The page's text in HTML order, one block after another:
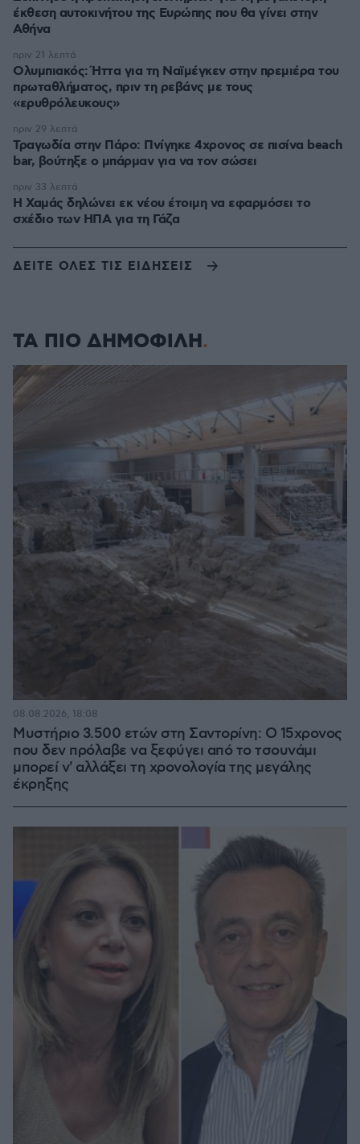
έκθεση αυτοκινήτου της Ευρώπης που θα γίνει στην
Αθήνα
Ολυμπιακός: Ήττα για τη Ναϊμέγκεν στην πρεμιέρα του
πρωταθλήματος, πριν τη ρεβάνς με τους
«ερυθρόλευκους»
πριν 21 λεπτά
Τραγωδία στην Πάρο: Πνίγηκε 4χρονος σε πισίνα beach
bar, βούτηξε ο μπάρμαν για να τον σώσει
πριν 29 λεπτά
Η Χαμάς δηλώνει εκ νέου έτοιμη να εφαρμόσει το
σχέδιο των ΗΠΑ για τη Γάζα
πριν 33 λεπτά
ΔΕΙΤΕ ΟΛΕΣ ΤΙΣ ΕΙΔΗΣΕΙΣ
ΤΑ ΠΙΟ ΔΗΜΟΦΙΛΗ
Μυστήριο 3.500 ετών στη Σαντορίνη: Ο 15χρονος
που δεν πρόλαβε να ξεφύγει από το τσουνάμι
μπορεί ν' αλλάξει τη χρονολογία της μεγάλης
έκρηξης
08.08.2026, 18:08